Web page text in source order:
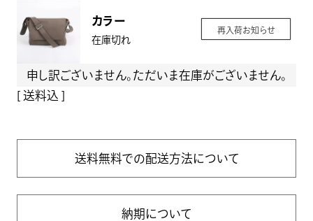
カラー
在庫切れ
再入荷お知らせ
申し訳ございません。ただいま在庫がございません。
送料込
送料無料での配送方法について
納期について